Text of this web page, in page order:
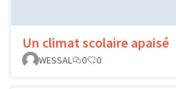
Un climat scolaire apaisé
WESSAL
0 0